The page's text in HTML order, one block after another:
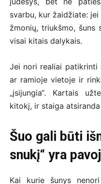
svarbu, kur žaidžiate:
žmonių, triukšmo, šuns
visai kitais dalykais.
Jei nori realiai patikrinti
ar ramioje vietoje ir
„įsijungia“. Kartais
kitokį, ir staiga
Šuo gali būti
snukį“ yra
Kai kurie šunys